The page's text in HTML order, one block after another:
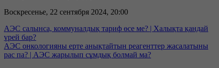
Воскресенье, 22 сентября 2024, 20:00
АЭС салынса, коммуналдық тариф өсе ме? | Халықта қандай
үрей бар?
АЭС онкологияны ерте анықтайтын реагенттер жасалатыны
рас па? | АЭС жарылып сұмдық болмай ма?